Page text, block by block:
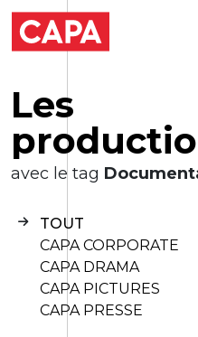
Les
productio
avec le tag
TOUT
CAPA CORPORATE
CAPA DRAMA
CAPA PICTURES
CAPA PRESSE